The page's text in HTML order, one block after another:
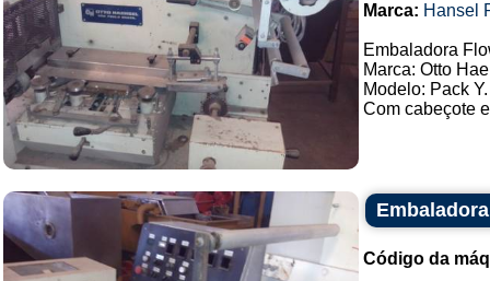
Marca: Hansel
Embaladora
Marca: Otto
Modelo: Pack Y.
Com cabeçote
Código da